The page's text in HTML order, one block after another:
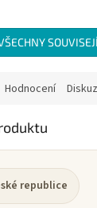
Hodnocení
republice